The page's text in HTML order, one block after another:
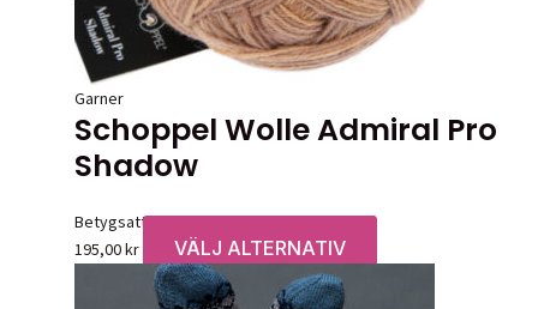
på
produktsidan
Garner
Schoppel Wolle Admiral Pro
Shadow
Betygsatt0av 5
195,00kr VÄLJ ALTERNATIV